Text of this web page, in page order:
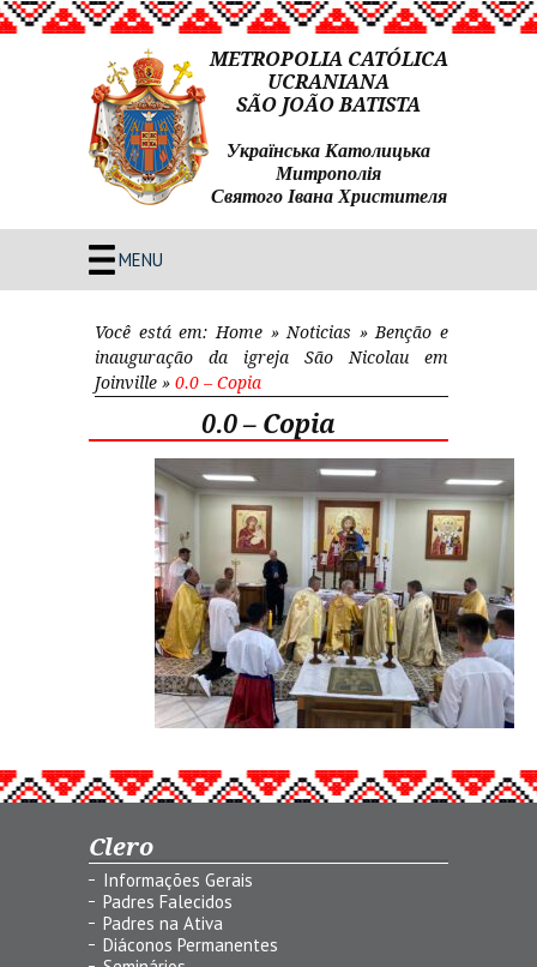
METROPOLIA CATÓLICA
UCRANIANA
SÃO JOÃO BATISTA
Українська Католицька
Митрополія
Святого Івана Христителя
MENU
Você está em: Home» Noticias » Benção e
inauguração da igreja São Nicolau em
Joinville » 0.0 – Copia
0.0 – Copia
Clero
Informações Gerais
Padres Falecidos
Padres na Ativa
Diáconos Permanentes